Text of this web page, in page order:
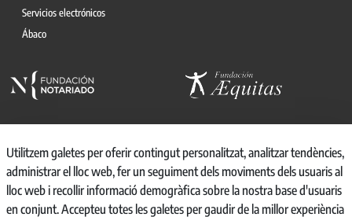
Servicios electrónicos
Ábaco
© 2026, CONSEJO GENERAL DEL NOTARIO
CANAL INTERNO DE INFORMACIÓN
Utilitzem galetes per oferir contingut personalitzat, analitzar tendències,
administrar el lloc web, fer un seguiment dels moviments dels usuaris al
lloc web i recollir informació demogràfica sobre la nostra base d'usuaris
en conjunt. Accepteu totes les galetes per gaudir de la millor experiència